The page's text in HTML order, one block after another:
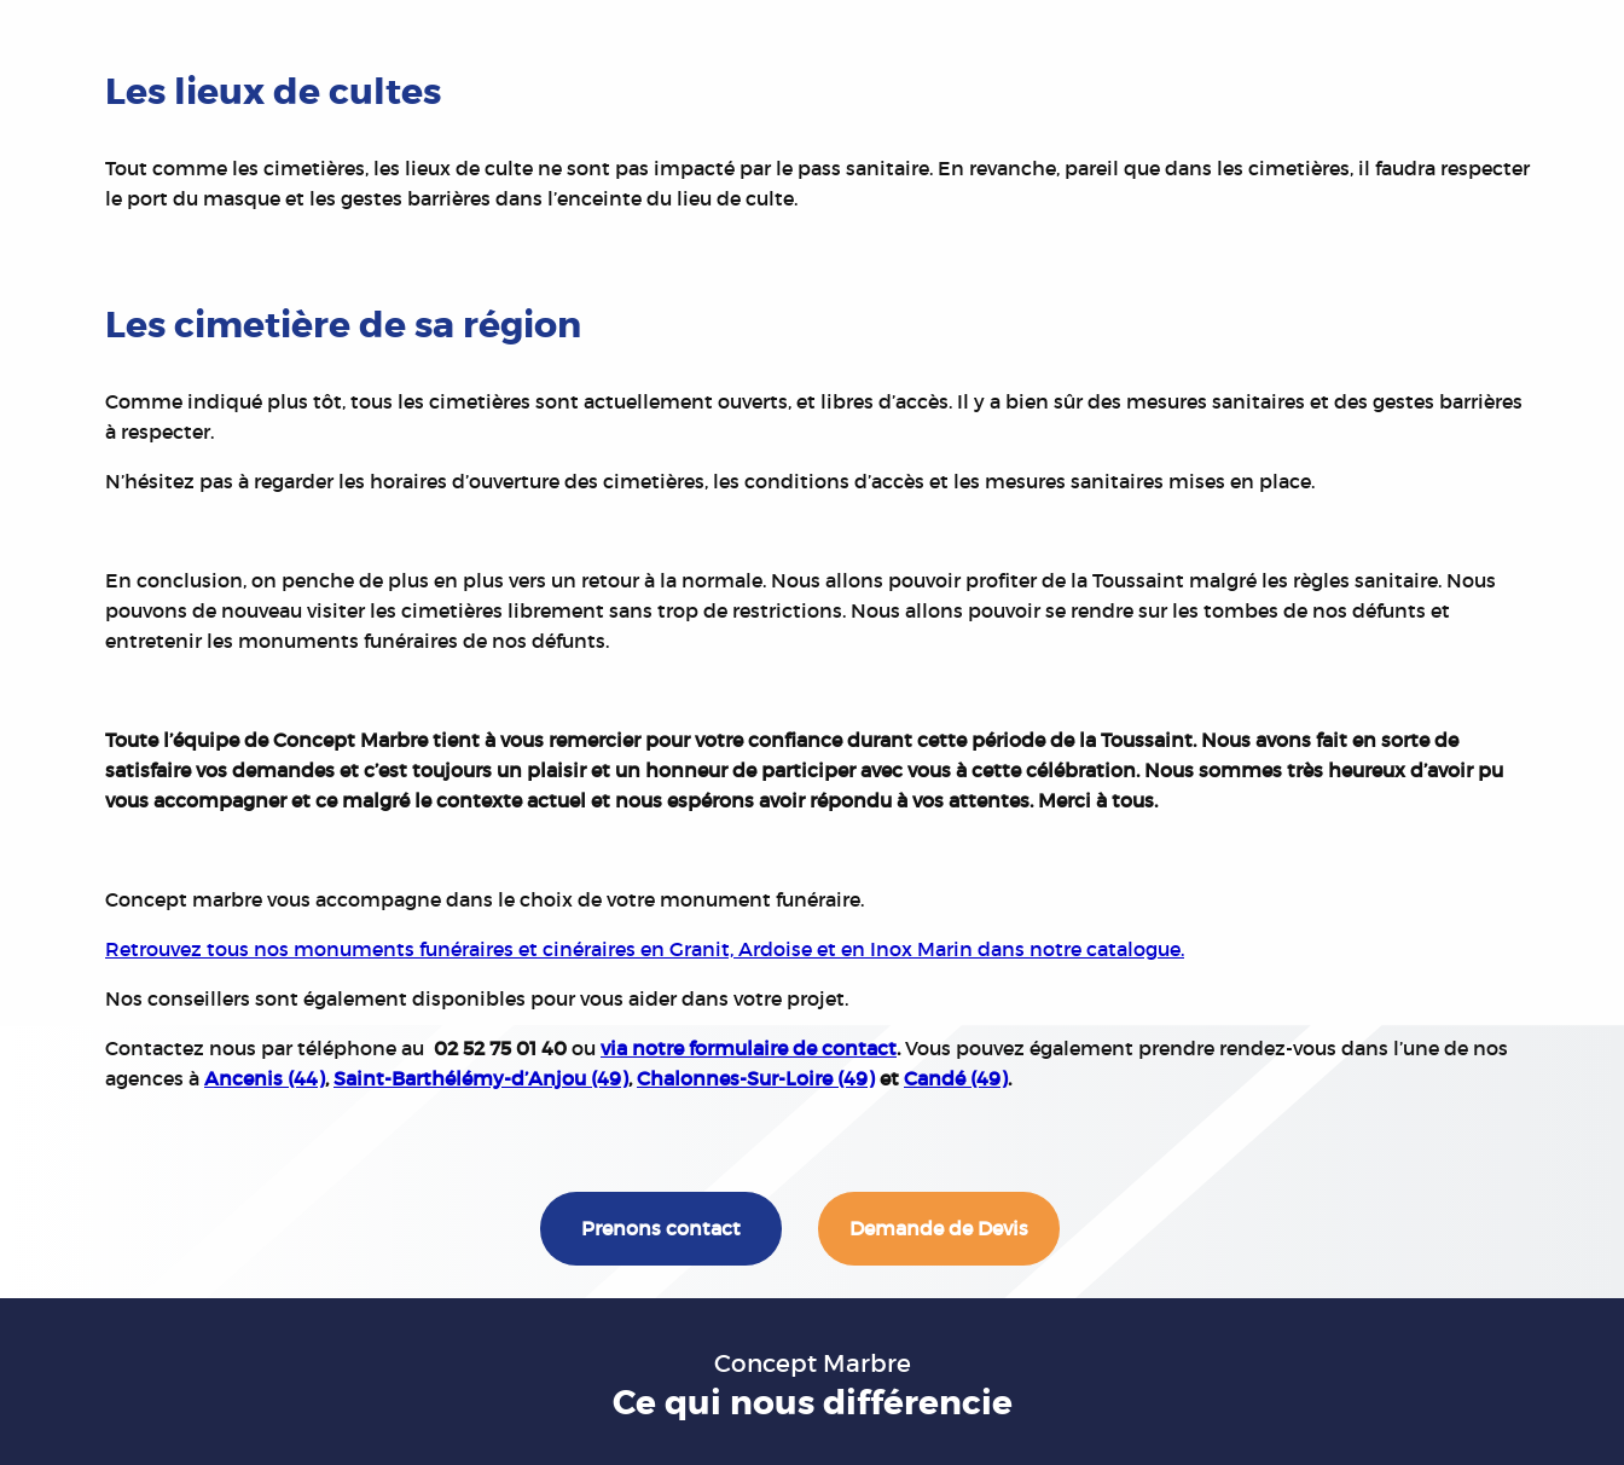
Les lieux de cultes
Tout comme les cimetières, les lieux de culte ne sont pas impacté par le pass sanitaire. En revanche, pareil que dans les cimetières, il faudra respecter
le port du masque et les gestes barrières dans l’enceinte du lieu de culte.
Les cimetière de sa région
Comme indiqué plus tôt, tous les cimetières sont actuellement ouverts, et libres d’accès. Il y a bien sûr des mesures sanitaires et des gestes barrières
à respecter.
N’hésitez pas à regarder les horaires d’ouverture des cimetières, les conditions d’accès et les mesures sanitaires mises en place.
En conclusion, on penche de plus en plus vers un retour à la normale. Nous allons pouvoir profiter de la Toussaint malgré les règles sanitaire. Nous
pouvons de nouveau visiter les cimetières librement sans trop de restrictions. Nous allons pouvoir se rendre sur les tombes de nos défunts et
entretenir les monuments funéraires de nos défunts.
Toute l’équipe de Concept Marbre tient à vous remercier pour votre confiance durant cette période de la Toussaint. Nous avons fait en sorte de
satisfaire vos demandes et c’est toujours un plaisir et un honneur de participer avec vous à cette célébration. Nous sommes très heureux d’avoir pu
vous accompagner et ce malgré le contexte actuel et nous espérons avoir répondu à vos attentes. Merci à tous.
Concept marbre vous accompagne dans le choix de votre monument funéraire.
Retrouvez tous nos monuments funéraires et cinéraires en Granit, Ardoise et en Inox Marin dans notre catalogue.
Nos conseillers sont également disponibles pour vous aider dans votre projet.
Contactez nous par téléphone au 02 52 75 01 40 ou via notre formulaire de contact.Vous pouvez également prendre rendez-vous dans l’une de nos
agences à Ancenis (44),Saint-Barthélémy-d’Anjou (49),Chalonnes-Sur-Loire (49)et Candé (49).
Prenons contact Demande de Devis
Concept Marbre
Ce qui nous différencie